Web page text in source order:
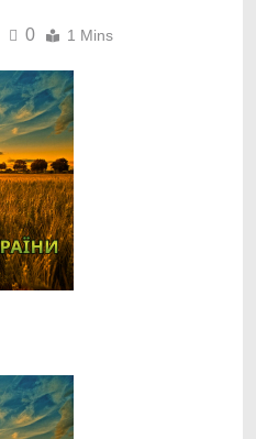
0 1 Mins
Link